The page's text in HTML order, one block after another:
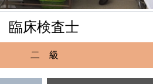
臨床検査士
二 級